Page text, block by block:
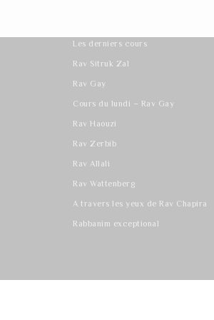
Les derniers cours
Rav Sitruk Zal
Rav Gay
Cours du lundi – Rav Gay
Rav Haouzi
Rav Zerbib
Rav Allali
Rav Wattenberg
A travers les yeux de Rav Chapira
Rabbanim exceptional